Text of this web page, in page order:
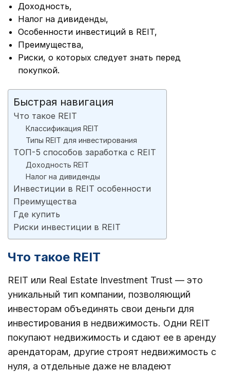
Доходность,
Налог на дивиденды,
Особенности инвестиций в REIT,
Преимущества,
Риски, о которых следует знать перед
покупкой.
Быстрая навигация
Что такое REIT
Классификация REIT
Типы REIT для инвестирования
ТОП-5 способов заработка с REIT
Доходность REIT
Налог на дивиденды
Инвестиции в REIT особенности
Преимущества
Где купить
Риски инвестиции в REIT
Что такое REIT
REIT или Real Estate Investment Trust — это
уникальный тип компании, позволяющий
инвесторам объединять свои деньги для
инвестирования в недвижимость. Одни REIT
покупают недвижимость и сдают ее в аренду
арендаторам, другие строят недвижимость с
нуля, а отдельные даже не владеют